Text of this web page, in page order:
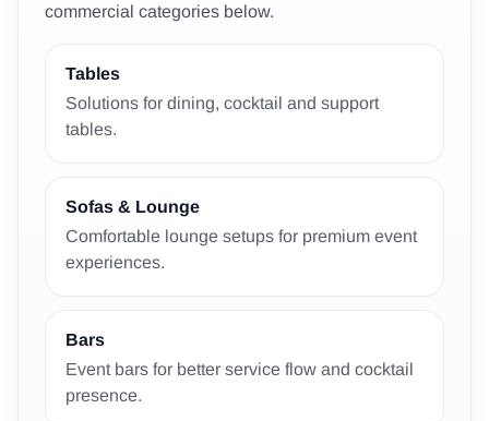
commercial categories below.
Tables
Solutions for dining, cocktail and support
tables.
Sofas & Lounge
Comfortable lounge setups for premium event
experiences.
Bars
Event bars for better service flow and cocktail
presence.